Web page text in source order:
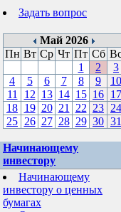
Задать вопрос
Май 2026
Пн Вт Ср Чт Пт Сб
1
2
3
4
5 6 7 8 9
10
11
12 13 14 15 16 17
18 19 20 21 22 23 24
25 26 27 28 29 30 31
Начинающему
инвестору
Начинающему
инвестору о ценных
бумагах